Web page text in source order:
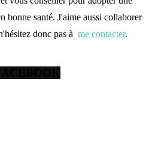
bonne santé. J'aime aussi collaborer
donc pas à me contacter.